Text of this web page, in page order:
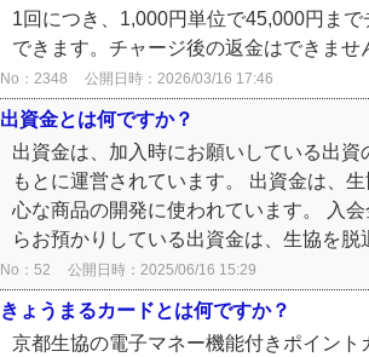
1回につき、1,000円単位で45,000円ま
できます。チャージ後の返金はできませ
No：2348 公開日時：2026/03/16 17:46
出資金とは何ですか？
出資金は、加入時にお願いしている出
もとに運営されています。 出資金は、
心な商品の開発に使われています。 入
らお預かりしている出資金は、生協を
No：52 公開日時：2025/06/16 15:29
きょうまるカードとは何ですか？
京都生協の電子マネー機能付きポイン